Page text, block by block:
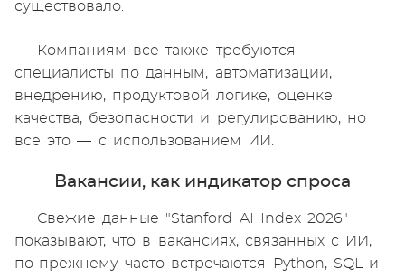
существовало.
Компаниям все также требуются
специалисты по данным, автоматизации,
внедрению, продуктовой логике, оценке
качества, безопасности и регулированию, но
все это — с использованием ИИ.
Вакансии, как индикатор спроса
Свежие данные "Stanford AI Index 2026"
показывают, что в вакансиях, связанных с ИИ,
по-прежнему часто встречаются Python, SQL и